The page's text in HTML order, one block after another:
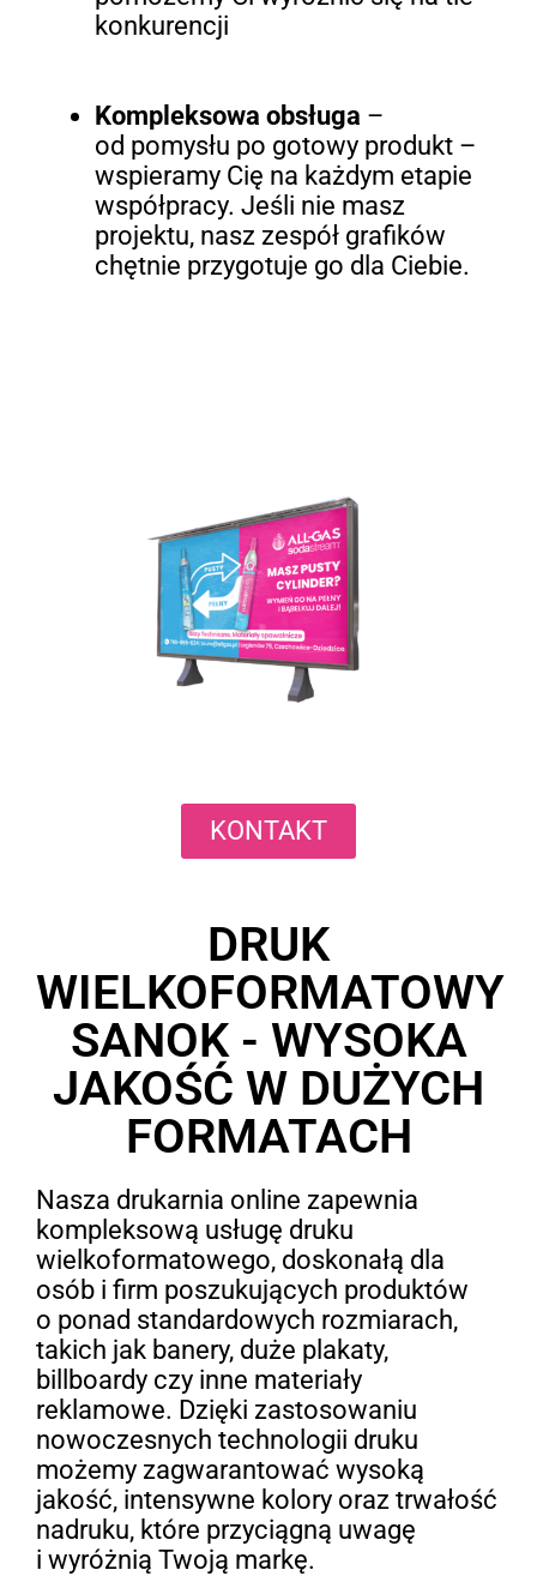
konkurencji
Kompleksowa obsługa –
od pomysłu po gotowy produkt –
wspieramy Cię na każdym etapie
współpracy. Jeśli nie masz
projektu, nasz zespół grafików
chętnie przygotuje go dla Ciebie.
DRUK
WIELKOFORMATOWY
SANOK - WYSOKA
JAKOŚĆ W DUŻYCH
FORMATACH
Nasza drukarnia online zapewnia
kompleksową usługę druku
wielkoformatowego, doskonałą dla
osób i firm poszukujących produktów
o ponad standardowych rozmiarach,
takich jak banery, duże plakaty,
billboardy czy inne materiały
reklamowe. Dzięki zastosowaniu
nowoczesnych technologii druku
możemy zagwarantować wysoką
jakość, intensywne kolory oraz trwałość
nadruku, które przyciągną uwagę
i wyróżnią Twoją markę.
KONTAKT